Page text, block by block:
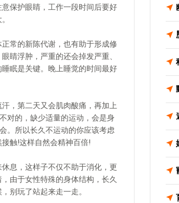
保护眼睛，工作一段时间后要好
常的新陈代谢，也有助于形成修
睛浮肿，严重的还会掉发严重、
眠是关键。晚上睡觉的时间最好
，第二天又会肌肉酸痛，再加上
对的，缺少适量的运动，会是身
。所以长久不运动的你应该考虑
触!这样自然会精神百倍!
息，这样子不仅不助于消化，更
由于女性特殊的身体结构，长久
别玩了站起来走一走。